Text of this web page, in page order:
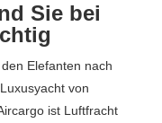
Sie bei
Elefanten nach
von
ist Luftfracht